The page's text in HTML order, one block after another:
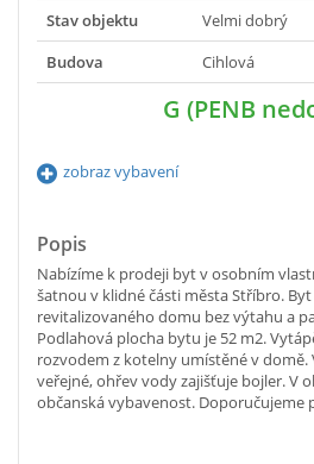
Stav objektu
Velmi dobrý
Budova
Cihlová
G (PENB
zobraz vybavení
Popis
Nabízíme k prodeji byt v osobním
šatnou v klidné části města Stříbro.
revitalizovaného domu bez výtahu a
Podlahová plocha bytu je 52 m2.
rozvodem z kotelny umístěné v domě.
veřejné, ohřev vody zajišťuje bojler. V
občanská vybavenost. Doporučujeme